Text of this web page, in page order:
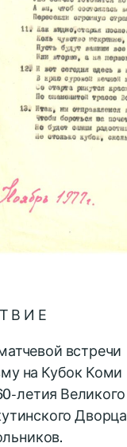
В И Е
встречи
на Кубок Коми
летия Великого
Дворца